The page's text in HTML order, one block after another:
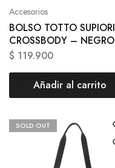
Accesorios
BOLSO TOTTO SUPIORI
CROSSBODY – NEGRO
$ 119.900
Añadir al carrito
SOLD OUT